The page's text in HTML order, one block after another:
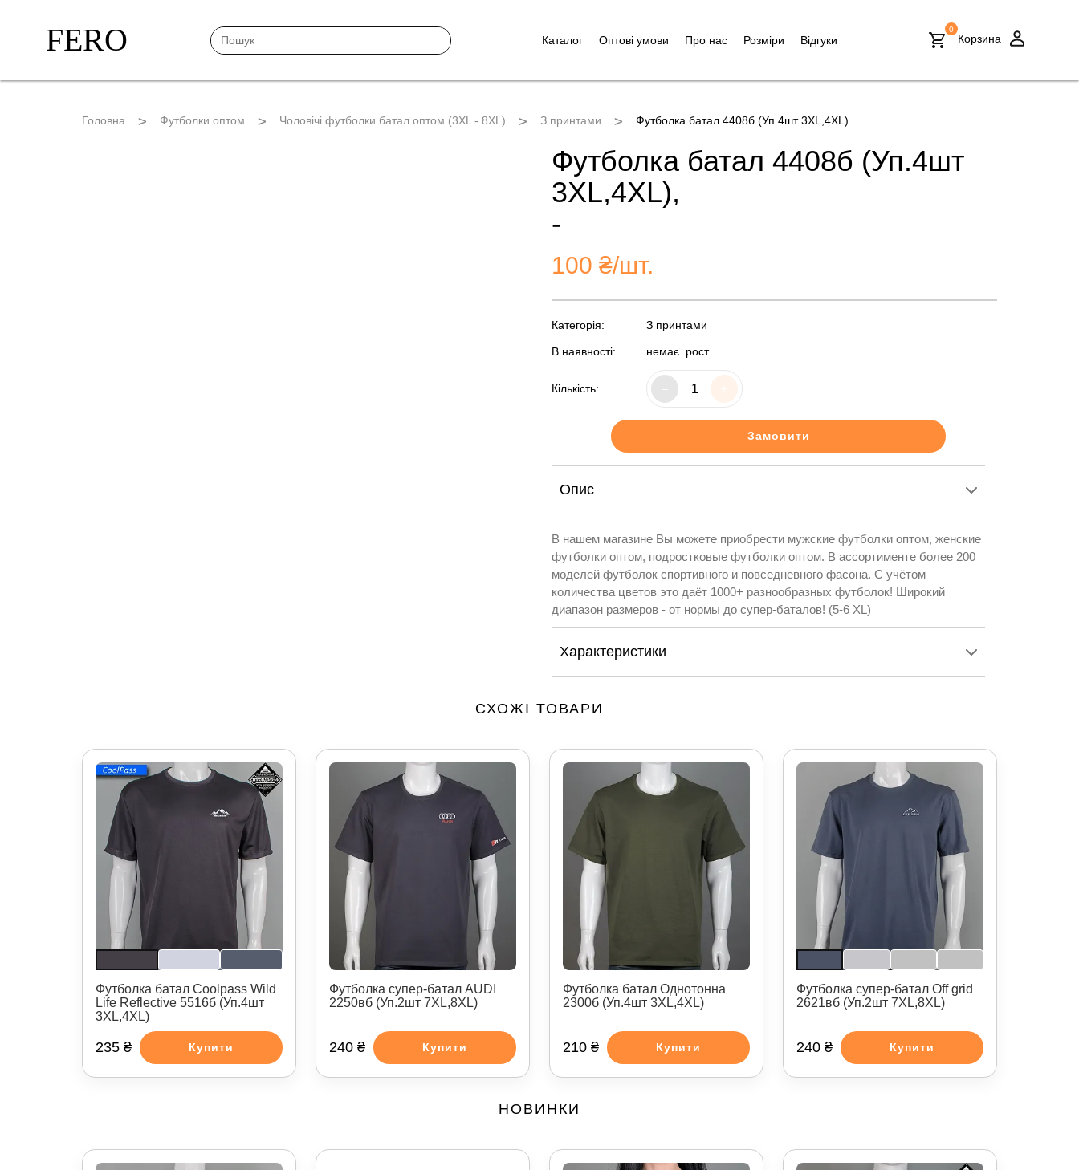
FERO Каталог Оптові умови Про нас Розміри Відгуки
0
Корзина
Головна Футболки оптом Чоловічі футболки батал оптом (3XL - 8XL) З принтами Футболка батал 4408б (Уп.4шт 3XL,4XL)
Футболка батал 4408б (Уп.4шт
3XL,4XL),
-
100 ₴/шт.
Категорія: З принтами
В наявності: немає рост.
Кількість:
Замовити
Опис
В нашем магазине Вы можете приобрести мужские футболки оптом, женские
футболки оптом, подростковые футболки оптом. В ассортименте более 200
моделей футболок спортивного и повседневного фасона. С учётом
количества цветов это даёт 1000+ разнообразных футболок! Широкий
диапазон размеров - от нормы до супер-баталов! (5-6 XL)
Характеристики
СХОЖІ ТОВАРИ
Футболка батал Coolpass Wild
Life Reflective 5516б (Уп.4шт
3XL,4XL)
235 ₴ Купити
Футболка супер-батал AUDI
2250вб (Уп.2шт 7XL,8XL)
240 ₴ Купити
Футболка батал Однотонна
2300б (Уп.4шт 3XL,4XL)
210 ₴ Купити
Футболка супер-батал Off grid
2621вб (Уп.2шт 7XL,8XL)
240 ₴ Купити
НОВИНКИ